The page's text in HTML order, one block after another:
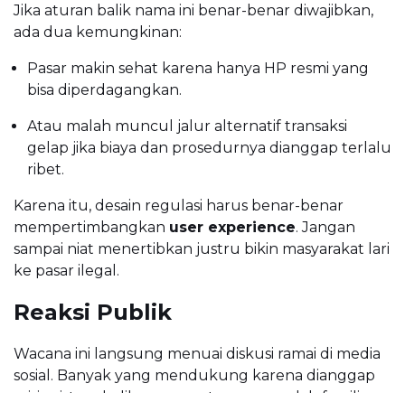
Jika aturan balik nama ini benar-benar diwajibkan,
ada dua kemungkinan:
Pasar makin sehat karena hanya HP resmi yang
bisa diperdagangkan.
Atau malah muncul jalur alternatif transaksi
gelap jika biaya dan prosedurnya dianggap terlalu
ribet.
Karena itu, desain regulasi harus benar-benar
mempertimbangkan user experience. Jangan
sampai niat menertibkan justru bikin masyarakat lari
ke pasar ilegal.
Reaksi Publik
Wacana ini langsung menuai diskusi ramai di media
sosial. Banyak yang mendukung karena dianggap